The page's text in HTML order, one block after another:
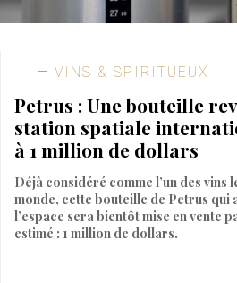
VINS & SPIRITUEUX
Petrus : Une bouteille
station spatiale
à 1 million de dollars
Déjà considéré comme l’un des vins
monde, cette bouteille de Petrus qui
l’espace sera bientôt mise en vente
estimé : 1 million de dollars.